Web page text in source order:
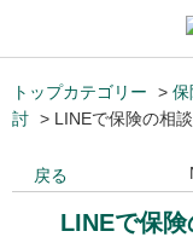
トップカテゴリー > 保
討 > LINEで保険の相
戻る
LINEで保